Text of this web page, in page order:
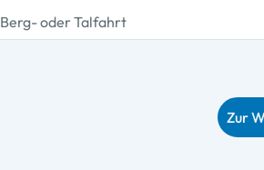
Berg- oder Talfahrt
Zur